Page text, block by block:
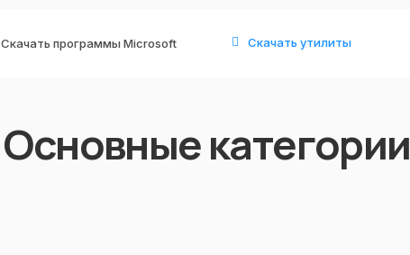
Скачать программы Microsoft Скачать утилиты
Основные категории